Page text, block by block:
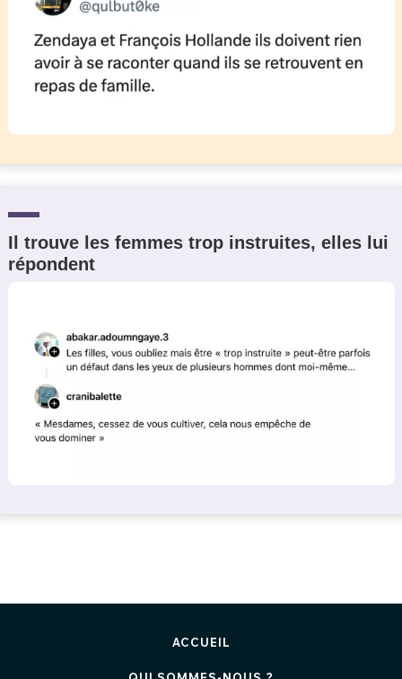
Il trouve les femmes trop instruites, elles lui
répondent
ACCUEIL